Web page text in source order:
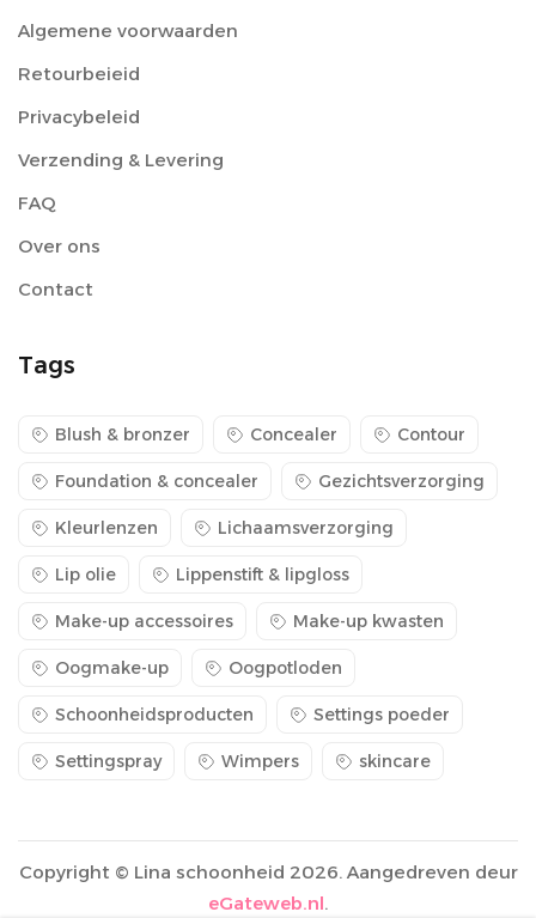
Algemene voorwaarden
Retourbeieid
Privacybeleid
Verzending & Levering
FAQ
Over ons
Contact
Tags
Blush & bronzer Concealer Contour
Foundation & concealer Gezichtsverzorging
Kleurlenzen Lichaamsverzorging
Lip olie Lippenstift & lipgloss
Make-up accessoires Make-up kwasten
Oogmake-up Oogpotloden
Schoonheidsproducten Settings poeder
Settingspray Wimpers skincare
Copyright © Lina schoonheid 2026. Aangedreven deur
eGateweb.nl.